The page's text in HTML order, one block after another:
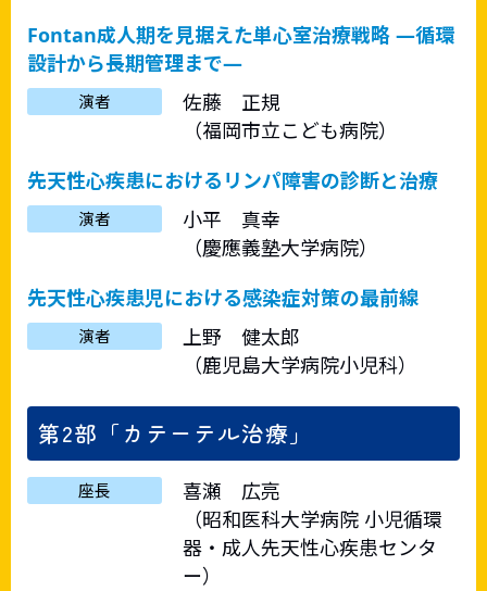
Fontan成人期を見据えた単心室治療戦略 ―循環
設計から長期管理まで―
演者
佐藤 正規
（福岡市立こども病院）
先天性心疾患におけるリンパ障害の診断と治療
演者
小平 真幸
（慶應義塾大学病院）
先天性心疾患児における感染症対策の最前線
演者
上野 健太郎
（鹿児島大学病院小児科）
第2部「カテーテル治療」
座長
喜瀬 広亮
（昭和医科大学病院 小児循環
器・成人先天性心疾患センタ
ー）